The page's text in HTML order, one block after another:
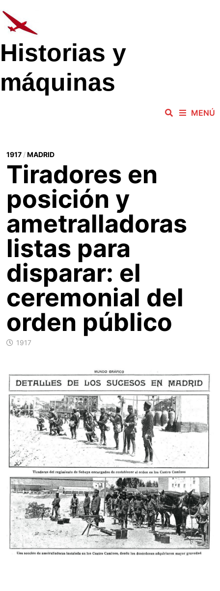
al
contenido
Historias y
máquinas
MENÚ
1917/MADRID
Tiradores en
posición y
ametralladoras
listas para
disparar: el
ceremonial del
orden público
1917